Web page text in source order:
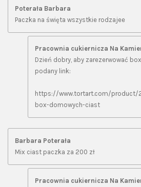
Poterała Barbara
Paczka na święta wszystkie rodzajee
Pracownia cukiernicza Na
Dzień dobry, aby zarezerwować
podany link:
https://www.tortart.com/product/
box-domowych-ciast
Barbara Poterała
Mix ciast paczka za 200 zł
Pracownia cukiernicza Na